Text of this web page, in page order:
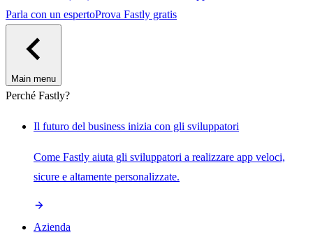
Parla con un espertoProva Fastly gratis
Main menu
Perché Fastly?
Il futuro del business inizia con gli sviluppatori
Come Fastly aiuta gli sviluppatori a realizzare app veloci,
sicure e altamente personalizzate.
Azienda